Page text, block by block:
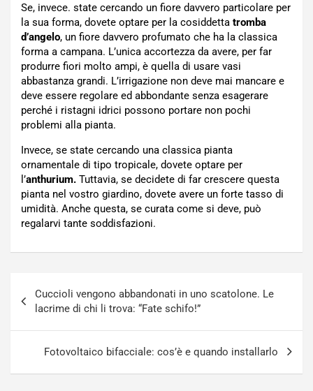
Se, invece. state cercando un fiore davvero particolare per
la sua forma, dovete optare per la cosiddetta tromba
d’angelo, un fiore davvero profumato che ha la classica
forma a campana. L’unica accortezza da avere, per far
produrre fiori molto ampi, è quella di usare vasi
abbastanza grandi. L’irrigazione non deve mai mancare e
deve essere regolare ed abbondante senza esagerare
perché i ristagni idrici possono portare non pochi
problemi alla pianta.
Invece, se state cercando una classica pianta
ornamentale di tipo tropicale, dovete optare per
l’anthurium. Tuttavia, se decidete di far crescere questa
pianta nel vostro giardino, dovete avere un forte tasso di
umidità. Anche questa, se curata come si deve, può
regalarvi tante soddisfazioni.
articoli
Cuccioli vengono abbandonati in uno scatolone. Le
lacrime di chi li trova: “Fate schifo!”
Fotovoltaico bifacciale: cos’è e quando installarlo